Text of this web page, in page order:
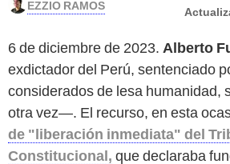
EZZIO RAMOS
6 de diciembre de 2023. Alberto
exdictador del Perú, sentenciado
considerados de lesa humanidad,
otra vez—. El recurso, en esta
de "liberación inmediata" del
Constitucional, que declaraba